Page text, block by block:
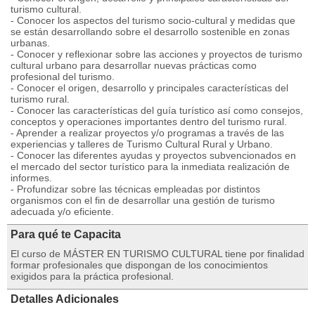
turismo cultural.
- Conocer los aspectos del turismo socio-cultural y medidas que
se están desarrollando sobre el desarrollo sostenible en zonas
urbanas.
- Conocer y reflexionar sobre las acciones y proyectos de turismo
cultural urbano para desarrollar nuevas prácticas como
profesional del turismo.
- Conocer el origen, desarrollo y principales características del
turismo rural.
- Conocer las características del guía turístico así como consejos,
conceptos y operaciones importantes dentro del turismo rural.
- Aprender a realizar proyectos y/o programas a través de las
experiencias y talleres de Turismo Cultural Rural y Urbano.
- Conocer las diferentes ayudas y proyectos subvencionados en
el mercado del sector turístico para la inmediata realización de
informes.
- Profundizar sobre las técnicas empleadas por distintos
organismos con el fin de desarrollar una gestión de turismo
adecuada y/o eficiente.
Para qué te Capacita
El curso de MÁSTER EN TURISMO CULTURAL tiene por finalidad
formar profesionales que dispongan de los conocimientos
exigidos para la práctica profesional.
Detalles Adicionales